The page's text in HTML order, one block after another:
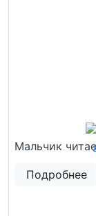
Мальчик
Подробнее